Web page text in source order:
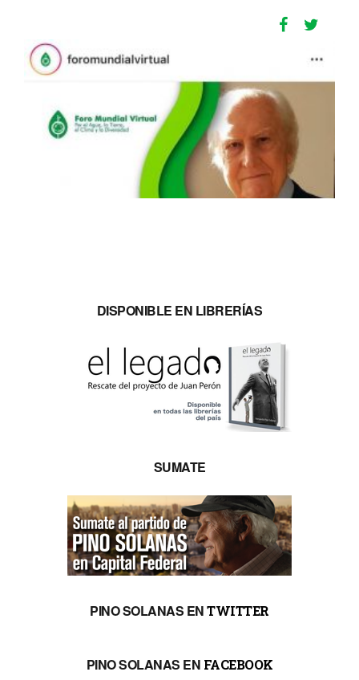
DISPONIBLE EN LIBRERÍAS
SUMATE
PINO SOLANAS ENTWITTER
PINO SOLANAS EN FACEBOOK